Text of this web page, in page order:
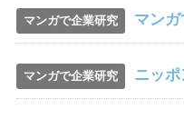
マンガで企業研究 マン
マンガで企業研究 ニッ